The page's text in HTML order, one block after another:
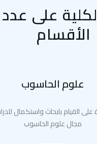
على
الأقسام
علوم الحاسوب
على القيام بابحاث واستكمال
مجال علوم الحاسوب